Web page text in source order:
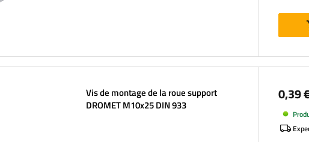
Vis de montage de la roue support
DROMET M10x25 DIN 933
0,39